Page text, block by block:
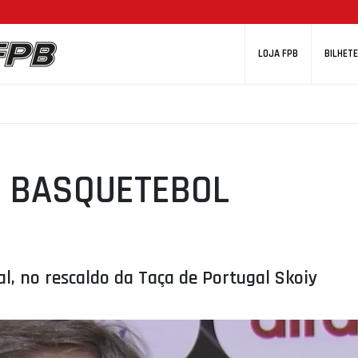
LOJA FPB
no rescaldo da Taça de Portugal Skoiy